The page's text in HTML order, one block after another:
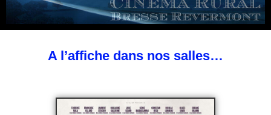
A l’affiche dans nos salles…